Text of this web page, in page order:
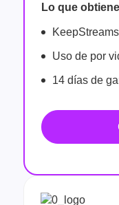
Lo que
Uso de por
14 días de